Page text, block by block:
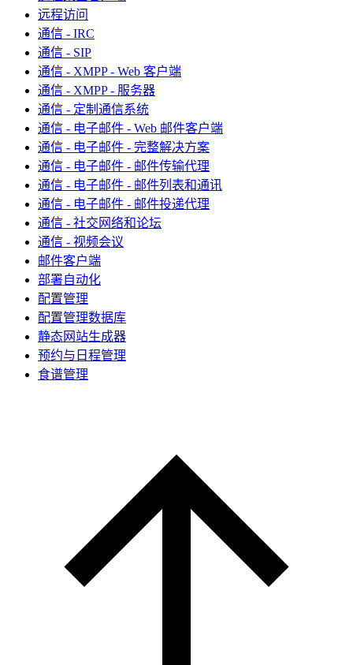
远程访问
通信 - IRC
通信 - SIP
通信 - XMPP - Web 客户端
通信 - XMPP - 服务器
通信 - 定制通信系统
通信 - 电子邮件 - Web 邮件客户端
通信 - 电子邮件 - 完整解决方案
通信 - 电子邮件 - 邮件传输代理
通信 - 电子邮件 - 邮件列表和通讯
通信 - 电子邮件 - 邮件投递代理
通信 - 社交网络和论坛
通信 - 视频会议
邮件客户端
部署自动化
配置管理
配置管理数据库
静态网站生成器
预约与日程管理
食谱管理